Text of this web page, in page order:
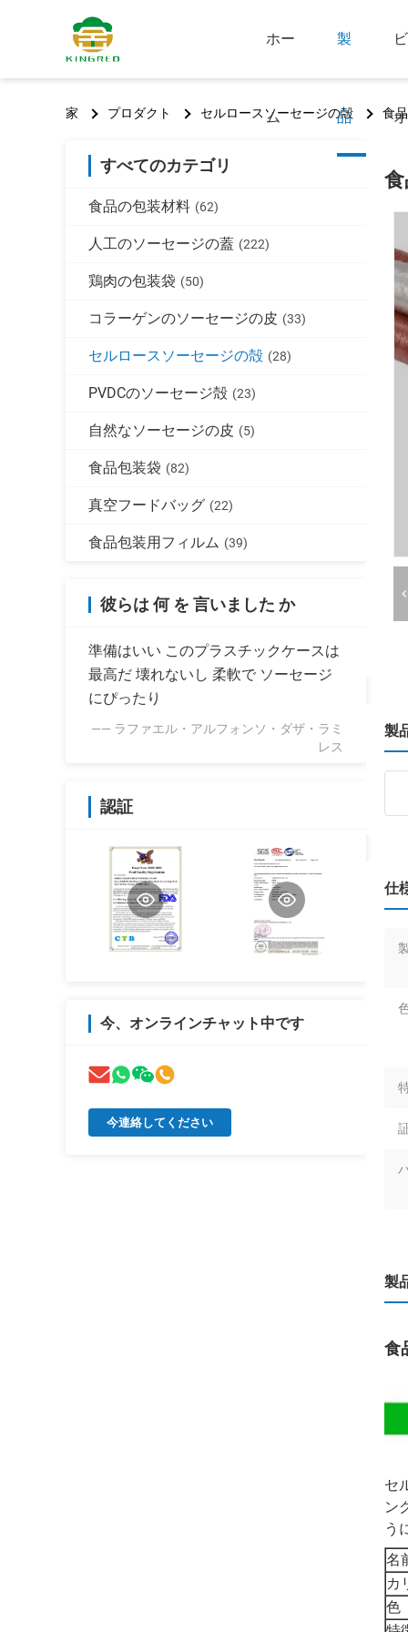
ホー
ム
製
品 オ
家 プロダクト セルロースソーセージの殻 食
すべてのカテゴリ
食品の包装材料 (62)
人工のソーセージの蓋 (222)
鶏肉の包装袋 (50)
コラーゲンのソーセージの皮 (33)
セルロースソーセージの殻 (28)
PVDCのソーセージ殻 (23)
自然なソーセージの皮 (5)
食品包装袋 (82)
真空フードバッグ (22)
食品包装用フィルム (39)
彼らは 何 を 言いました か
準備はいい このプラスチックケースは
最高だ 壊れないし 柔軟で ソーセージ
にぴったり
—— ラファエル・アルフォンソ・ダザ・ラミ
レス
認証
今、オンラインチャット中です
今連絡してください
製
仕
製
食
セ
ン
う
名
カ
色